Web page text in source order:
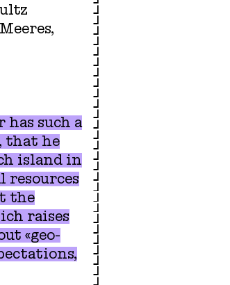
has such a
that he
island in
resources
the
raises
«geo-